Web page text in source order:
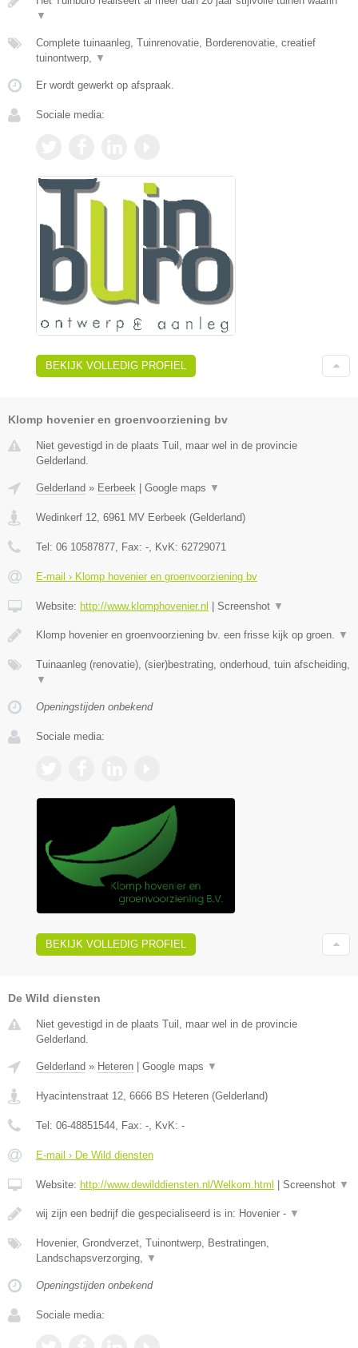
▼
Complete tuinaanleg, Tuinrenovatie, Borderenovatie, creatief
tuinontwerp,
▼
Er wordt gewerkt op afspraak.
Sociale media:
BEKIJK VOLLEDIG PROFIEL
Klomp hovenier en groenvoorziening bv
Niet gevestigd in de plaats Tuil, maar wel in de provincie
Gelderland.
Gelderland » Eerbeek Google maps ▼
Wedinkerf 12, 6961 MV Eerbeek (Gelderland)
Tel: 06 10587877, Fax: -, KvK: 62729071
E-mail › Klomp hovenier en groenvoorziening bv
Website: http://www.klomphovenier.nl Screenshot ▼
Klomp hovenier en groenvoorziening bv. een frisse kijk op groen. ▼
Tuinaanleg (renovatie), (sier)bestrating, onderhoud, tuin afscheiding,
▼
Openingstijden onbekend
Sociale media:
BEKIJK VOLLEDIG PROFIEL
De Wild diensten
Niet gevestigd in de plaats Tuil, maar wel in de provincie
Gelderland.
Gelderland » Heteren Google maps ▼
Hyacintenstraat 12, 6666 BS Heteren (Gelderland)
Tel: 06-48851544, Fax: -, KvK: -
E-mail › De Wild diensten
Website: http://www.dewilddiensten.nl/Welkom.html Screenshot ▼
wij zijn een bedrijf die gespecialiseerd is in: Hovenier - ▼
Hovenier, Grondverzet, Tuinontwerp, Bestratingen,
Landschapsverzorging, ▼
Openingstijden onbekend
Sociale media: